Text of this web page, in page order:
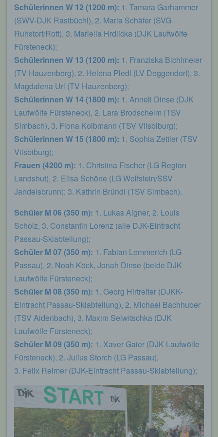
Schülerinnen W 12 (1200 m): 1. Tamara Garhammer
(SWV-DJK Rastbüchl), 2. Maria Schäfer (SVG
Ruhstorf/Rott), 3. Mariella Hrdlicka (DJK Laufwölfe
Fürsteneck);
Schülerinnen W 13 (1200 m): 1. Franziska Bichlmeier
(TV Hauzenberg), 2. Helena Pledl (LV Deggendorf), 3.
Magdalena Url (TV Hauzenberg);
Schülerinnen W 14 (1800 m): 1. Anneli Dinse (DJK
Laufwölfe Fürsteneck), 2. Lara Brodschelm (TSV
Simbach), 3. Fiona Kolbmann (TSV Vilsbiburg);
Schülerinnen W 15 (1800 m): 1. Sophia Zettler (TSV
Vilsbiburg);
Frauen (4200 m): 1. Christina Fischer (LG Region
Landshut), 2. Elisa Schöne (LG Wolfstein/SSV
Jandelsbrunn); 3. Kathrin Bründl (TSV Simbach).
Schüler M 06 (350 m): 1. Lukas Aigner, 2. Louis
Scholz, 3. Constantin Lorenz (alle DJK-Eintracht
Passau-Skiabteilung);
Schüler M 07 (350 m): 1. Fabian Lemmerich (LG
Passau), 2. Noah Köck, Jonah Dinse (beide DJK
Laufwölfe Fürsteneck);
Schüler M 08 (350 m): 1. Georg Hirtreiter (DJKK-
Eintracht Passau-Skiabteilung), 2. Michael Bachhuber
(TSV Aidenbach), 3. Maxim Selwitschka (DJK
Laufwölfe Fürsteneck);
Schüler M 09 (350 m): 1. Xaver Gaier (DJK Laufwölfe
Fürsteneck), 2. Julius Storch (LG Passau),
3. Felix Reimer (DJK-Eintracht Passau-Skiabteilung);
genutzten Internetbrowsers verhindern und damit
widersprechen. Ferner können bereits gesetzte
Cookies jederzeit über einen Internetbrowser oder
andere Softwareprogramme gelöscht werden. Dies
Deaktiviert die betroffene Person die Setzung von
Cookies in dem genutzten Internetbrowser, sind
unter Umständen nicht alle Funktionen unserer
Internetseite vollumfänglich nutzbar.
Erfassung von allgemeinen Daten und
Die Internetseite erfasst mit jedem Aufruf der
Internetseite durch eine betroffene Person oder ein
automatisiertes System eine Reihe von
allgemeinen Daten und Informationen. Diese
allgemeinen Daten und Informationen werden in
den Logfiles des Servers gespeichert. Erfasst
werden können die (1) verwendeten Browsertypen
verwendete Betriebssystem, (3) die Internetseite,
Internetseite gelangt (sogenannte Referrer), (4) die
Unterwebseiten, welche über ein zugreifendes
werden, (5) das Datum und die Uhrzeit eines
Zugriffs auf die Internetseite, (6) eine Internet-
Service-Provider des zugreifenden Systems und
(8) sonstige ähnliche Daten und Informationen, die
unsere informationstechnologischen Systeme
dienen.
Bei der Nutzung dieser allgemeinen Daten und
Informationen ziehen wird keine Rückschlüsse auf
die betroffene Person. Diese Informationen werden
vielmehr benötigt, um (1) die Inhalte unserer
Internetseite korrekt auszuliefern, (2) die Inhalte
unserer Internetseite sowie die Werbung für diese
zu optimieren, (3) die dauerhafte
Funktionsfähigkeit unserer
informationstechnologischen Systeme und der
Technik unserer Internetseite zu gewährleisten
sowie (4) um Strafverfolgungsbehörden im Falle